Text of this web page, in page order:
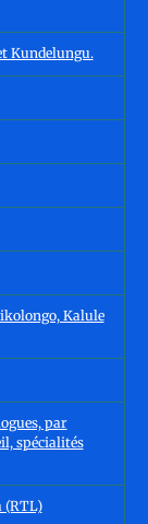
Kundelungu.
Kalule
par
spécialités
(RTL)